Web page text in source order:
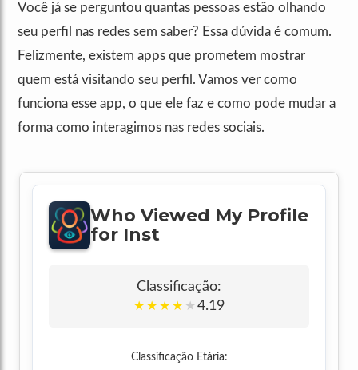
Você já se perguntou quantas pessoas estão olhando
seu perfil nas redes sem saber? Essa dúvida é comum.
Felizmente, existem apps que prometem mostrar
quem está visitando seu perfil. Vamos ver como
funciona esse app, o que ele faz e como pode mudar a
forma como interagimos nas redes sociais.
Who Viewed My Profile
for Inst
Classificação:
★ ★ ★ ★ ★ 4.19
Classificação Etária: